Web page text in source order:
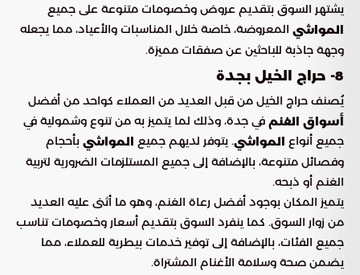
يشتهر السوق بتقديم عروض وخصومات متنوعة على جميع
المواشي المعروضة، خاصة خلال المناسبات والأعياد، مما يجعله
وجهة جاذبة للباحثين عن صفقات مميزة.
8- حراج الخيل بجدة
يُصنف حراج الخيل من قبل العديد من العملاء كواحد من أفضل
أسواق الغنم في جدة، وذلك لما يتميز به من تنوع وشمولية في
جميع أنواع المواشي. يتوفر لديهم جميع المواشي بأحجام
وفصائل متنوعة، بالإضافة إلى جميع المستلزمات الضرورية لتربية
الغنم أو ذبحه.
يتميز المكان بوجود أفضل رعاة الغنم، وهو ما أثنى عليه العديد
من زوار السوق. كما ينفرد السوق بتقديم أسعار وخصومات تناسب
جميع الفئات، بالإضافة إلى توفير خدمات بيطرية للعملاء، مما
يضمن صحة وسلامة الأغنام المشتراة.